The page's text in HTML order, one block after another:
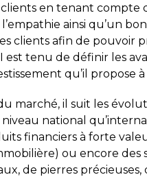
clients en tenant
ainsi qu’un
clients afin de pouvoir
tenu de définir les
qu’il propose à
marché, il suit les
national
financiers à forte
ou encore des
de pierres